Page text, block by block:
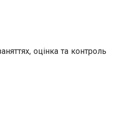
оцінка та контроль